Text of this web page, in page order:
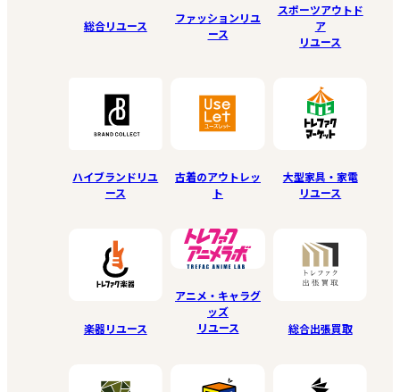
総合リユース
ファッションリユ
ース
スポーツアウトド
ア
リユース
ハイブランドリユ
ース
古着のアウトレッ
ト
大型家具・家電
リユース
楽器リユース
アニメ・キャラグ
ッズ
リユース
総合出張買取